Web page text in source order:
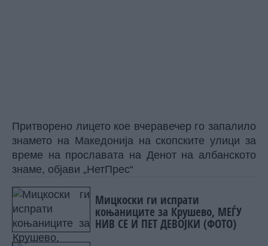
Притворено лицето кое вчеравечер го запалило
знамето на Македонија на скопските улици за
време на прославата на Денот на албанското
знаме, објави „НетПрес“
Мицкоски ги испрати
коњаниците за Крушево, МЕЃУ
НИВ СЕ И ПЕТ ДЕВОЈКИ (ФОТО)